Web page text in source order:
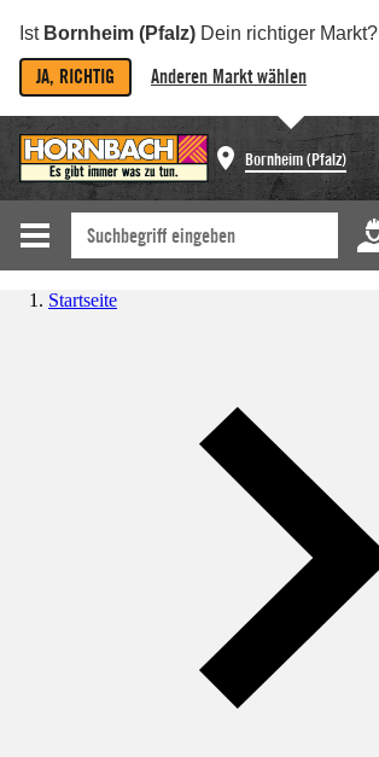
Ist Bornheim (Pfalz) Dein richtiger Markt?
JA, RICHTIG Anderen Markt wählen
Bornheim (Pfalz)
Startseite